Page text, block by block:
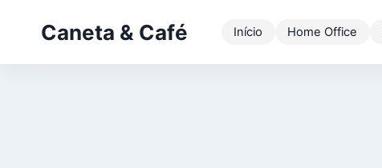
Caneta & Café Início Home Office